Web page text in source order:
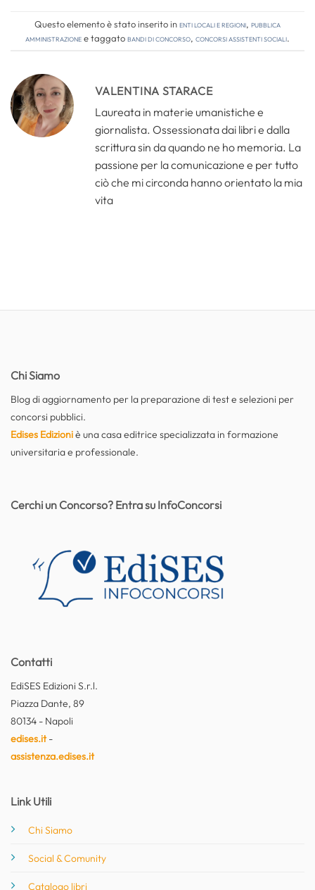
Questo elemento è stato inserito inEnti locali e regioni, Pubblica
amministrazionee taggatobandi di concorso, concorsi assistenti sociali.
VALENTINA STARACE
Laureata in materie umanistiche e
giornalista. Ossessionata dai libri e dalla
scrittura sin da quando ne ho memoria. La
passione per la comunicazione e per tutto
ciò che mi circonda hanno orientato la mia
vita
Chi Siamo
Blog di aggiornamento per la preparazione di test e selezioni per
concorsi pubblici.
Edises Edizioniè una casa editrice specializzata in formazione
universitaria e professionale.
Contatti
EdiSES Edizioni S.r.l.
Piazza Dante, 89
80134 - Napoli
edises.it-
assistenza.edises.it
Link Utili
Chi Siamo
Social & Comunity
Catalogo libri
Cerchi un Concorso? Entra su InfoConcorsi